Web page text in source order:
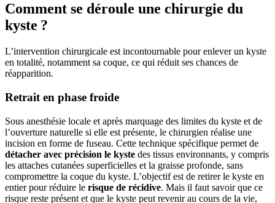
Comment se déroule une chirurgie du
kyste ?
L’intervention chirurgicale est incontournable pour enlever un kyste
en totalité, notamment sa coque, ce qui réduit ses chances de
réapparition.
Retrait en phase froide
Sous anesthésie locale et après marquage des limites du kyste et de
l’ouverture naturelle si elle est présente, le chirurgien réalise une
incision en forme de fuseau. Cette technique spécifique permet de
détacher avec précision le kyste des tissus environnants, y compris
les attaches cutanées superficielles et la graisse profonde, sans
compromettre la coque du kyste. L’objectif est de retirer le kyste en
entier pour réduire le risque de récidive. Mais il faut savoir que ce
risque reste présent et que le kyste peut revenir au cours de la vie,